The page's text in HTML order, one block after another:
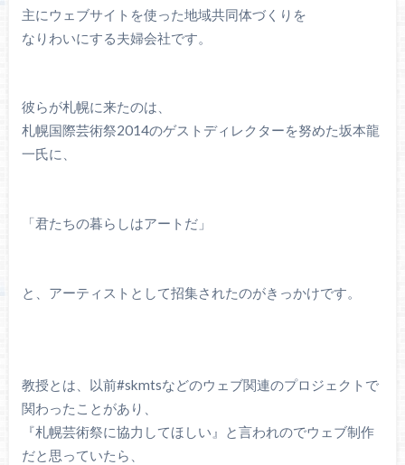
主にウェブサイトを使った地域共同体づくりを
なりわいにする夫婦会社です。
彼らが札幌に来たのは、
札幌国際芸術祭2014のゲストディレクターを努めた坂本龍
一氏に、
「君たちの暮らしはアートだ」
と、アーティストとして招集されたのがきっかけです。
教授とは、以前#skmtsなどのウェブ関連のプロジェクトで
関わったことがあり、
『札幌芸術祭に協力してほしい』と言われのでウェブ制作
だと思っていたら、